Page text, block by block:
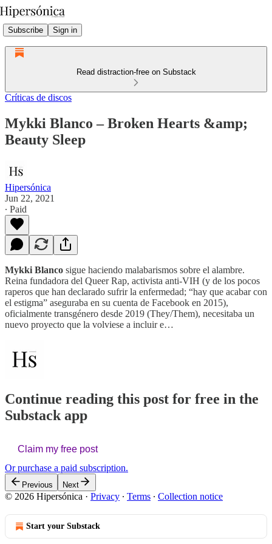
Subscribe Sign in
Read distraction-free on Substack
Críticas de discos
Mykki Blanco – Broken Hearts &amp;
Beauty Sleep
Hipersónica
Jun 22, 2021
∙ Paid
Mykki Blanco sigue haciendo malabarismos sobre el alambre.
Reina fundadora del Queer Rap, activista anti-VIH (y de los pocos
raperos que han declarado sufrir la enfermedad; “hay que acabar con
el estigma” aseguraba en su cuenta de Facebook en 2015),
oficialmente transgénero desde 2019 (They/Them), necesitaba un
nuevo proyecto que la volviese a incluir e…
Continue reading this post for free in the
Substack app
Claim my free post
Or purchase a paid subscription.
Previous Next
© 2026 Hipersónica · Privacy ∙ Terms ∙ Collection notice
Start your Substack